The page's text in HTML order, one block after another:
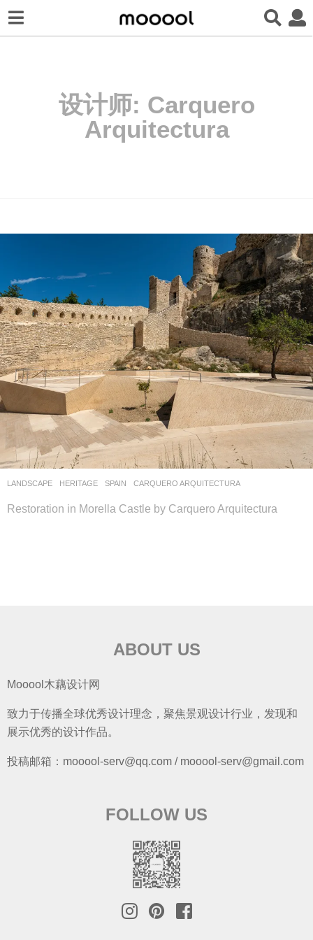
设计师: Carquero
Arquitectura
LANDSCAPE HERITAGE SPAIN CARQUERO ARQUITECTURA
Restoration in Morella Castle by Carquero Arquitectura
ABOUT US
Mooool木藕设计网
致力于传播全球优秀设计理念，聚焦景观设计行业，发现和
展示优秀的设计作品。
投稿邮箱：mooool-serv@qq.com / mooool-serv@gmail.com
FOLLOW US